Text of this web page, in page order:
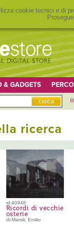
cookie tecnici e di
& GADGETS
ricerca
id:40948
Ricordi di vecchie
osterie
di:Marsili, Emilio